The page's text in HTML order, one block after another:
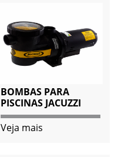
BOMBAS PARA
PISCINAS JACUZZI
Veja mais